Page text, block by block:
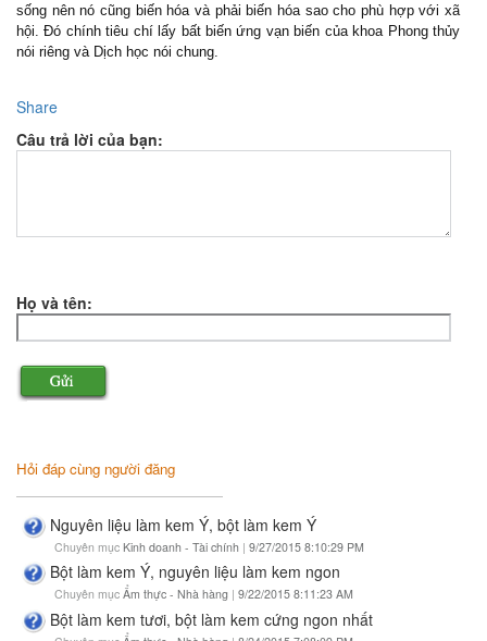
sống nên nó cũng biến hóa và phải biến hóa sao cho phù hợp với xã
hội. Đó chính tiêu chí lấy bất biến ứng vạn biến của khoa Phong thủy
nói riêng và Dịch học nói chung.
Share
Câu trả lời của bạn:
Họ và tên:
Hỏi đáp cùng người đăng
Nguyên liệu làm kem Ý, bột làm kem Ý
Chuyên mục Kinh doanh - Tài chính | 9/27/2015 8:10:29 PM
Bột làm kem Ý, nguyên liệu làm kem ngon
Chuyên mục Ẩm thực - Nhà hàng | 9/22/2015 8:11:23 AM
Bột làm kem tươi, bột làm kem cứng ngon nhất